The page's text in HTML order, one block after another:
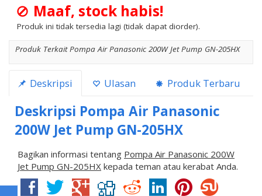
Maaf, stock habis!
Produk ini tidak tersedia lagi (tidak dapat diorder).
Produk Terkait Pompa Air Panasonic 200W Jet Pump GN-205HX
Deskripsi Ulasan Produk Terbaru
Deskripsi Pompa Air Panasonic
200W Jet Pump GN-205HX
Bagikan informasi tentang Pompa Air Panasonic 200W
Jet Pump GN-205HX kepada teman atau kerabat Anda.